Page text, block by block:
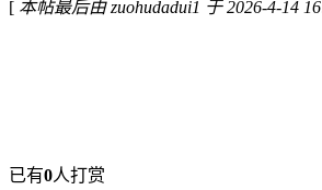
[ 本帖最后由 zuohudadui1 于 2026-4-14
已有0人打赏